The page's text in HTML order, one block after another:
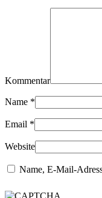
Kommentar
Name *
Email *
Website
Name, E-Mail-